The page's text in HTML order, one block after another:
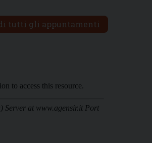
tutti gli appuntamenti